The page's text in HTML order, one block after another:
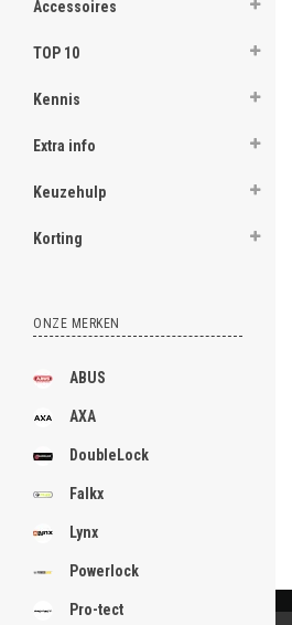
Accessoires
TOP 10
Kennis
Extra info
Keuzehulp
Korting
ONZE MERKEN
ABUS
AXA
DoubleLock
Falkx
Lynx
Powerlock
Pro-tect